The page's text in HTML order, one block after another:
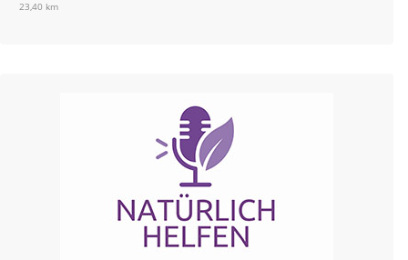
23,40 km